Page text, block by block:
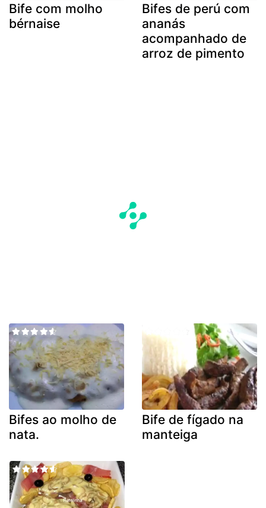
Bife com molho
bérnaise
Bifes de perú com
ananás
acompanhado de
arroz de pimento
Bifes ao molho de
nata.
Bife de fígado na
manteiga